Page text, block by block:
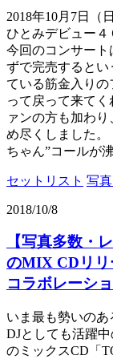
2018年10月7日（
ひとみデビュー４
今回のコンサート
ずで完売するとい
ている筋金入りの
って戻って来て
ァンの方も加わ
め尽くしました
ちゃん”コールが
セットリスト 写
2018/10/8
【写真多数・
のMIX CDリ
コラボレーショ
いま最も勢いの
DJとしても活躍
のミックスCD「